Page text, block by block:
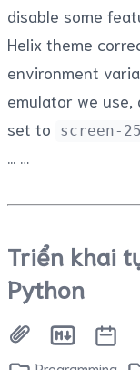
disable some
Helix theme
environment
emulator we
set to
screen-
...
Triển khai
Python